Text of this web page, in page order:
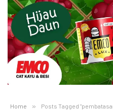
Home » Posts Tagged